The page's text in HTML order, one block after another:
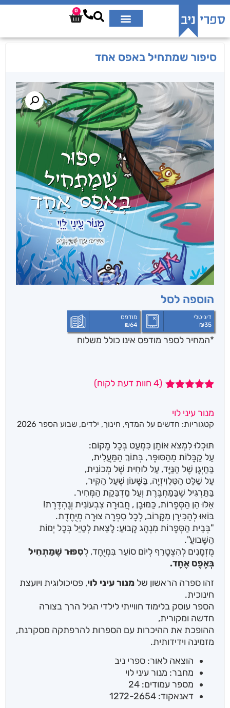
0
סיפור שמתחיל באפס אחד
הוספה לסל
דיגיטלי
₪35
מודפס
₪64
*המחיר לספר מודפס אינו כולל משלוח
מבוסס על
דירוגים של
(
4 חוות דעת לקוח)
מנור עיני לוי
קטגוריות: חדשים על המדף, חינוך, ילדים, שבוע הספר 2026
תּוּכְלוּ לִמְצֹא אוֹתָן כִּמְעַט בְּכָל מָקוֹם:
עַל קַבָּלוֹת מֵהַסּוּפֶּר, בְּתוֹךְ הַמַּעֲלִית,
בַּחַיְגָן שֶׁל הַנַּיָּד, עַל לוּחִית שֶׁל מְכוֹנִית,
עַל שַׁלַּט הַטֵּלֵוִיזְיָה, בַּשָּׁעוֹן שֶׁעַל הַקִּיר,
בַּתַּרְגִּיל שֶׁבַּמַּחְבֶּרֶת וְעַל מַדְבֵּקַת הַמְּחִיר.
אֵלּוּ הֵן הַסְּפָרוֹת, כַּמּוּבָן , חֲבוּרָה צִבְעוֹנִית וְנֶהְדֶּרֶת!
בּוֹאוּ לְהַכִּירָן מִקָּרוֹב, לְכָל סִפְרָה צוּרָה מְיֻחֶדֶת.
"בְּבֵית הַסְּפָרוֹת מִנְהָג קָבוּעַ: לָצֵאת לְטַיֵּל בְּכָל יְמוֹת
הַשָּׁבוּעַ".
מֻזְמָנִים לְהִצְטָרֵף לְיוֹם סוֹעֵר בִּמְיֻחָד, לְסִפּוּר שֶׁמַּתְחִיל
בְּאֶפֶס אֶחָד.
זהו ספרה הראשון של מנור עיני לוי, פסיכולוגית ויועצת
חינוכית.
הספר עוסק בלימוד חווייתי לילדי הגיל הרך בצורה
חדשה ומקורית,
ההופכת את ההיכרות עם הספרות להרפתקה מסקרנת,
מזמינה וידידותית.
הוצאה לאור: ספרי ניב
מחבר: מנור עיני לוי
מספר עמודים: 24
דאנאקוד: 1272-2654